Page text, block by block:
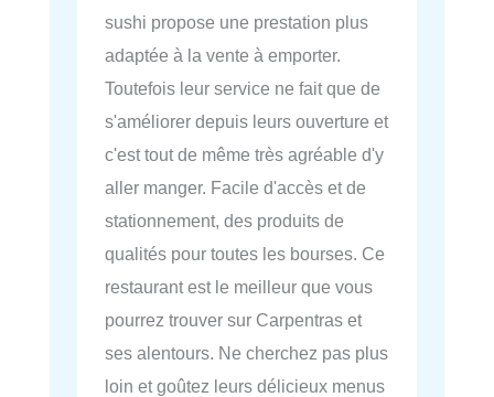
sushi propose une prestation plus
adaptée à la vente à emporter.
Toutefois leur service ne fait que de
s'améliorer depuis leurs ouverture et
c'est tout de même très agréable d'y
aller manger. Facile d'accès et de
stationnement, des produits de
qualités pour toutes les bourses. Ce
restaurant est le meilleur que vous
pourrez trouver sur Carpentras et
ses alentours. Ne cherchez pas plus
loin et goûtez leurs délicieux menus